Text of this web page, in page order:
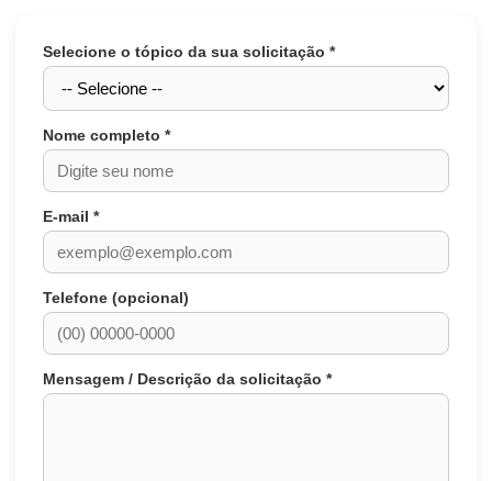
Selecione o tópico da sua solicitação *
Nome completo *
E-mail *
Telefone (opcional)
Mensagem / Descrição da solicitação *